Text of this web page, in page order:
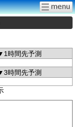
時間先予測
時間先予測